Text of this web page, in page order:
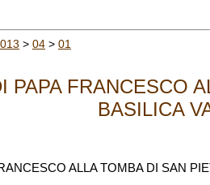
> 04 > 01
PAPA FRANCESCO
BASILICA
ALLA TOMBA DI SAN